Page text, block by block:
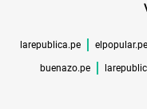
larepublica.pe elpopular.pe
buenazo.pe